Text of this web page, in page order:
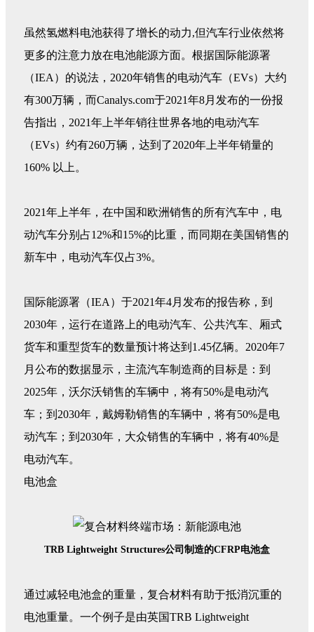
虽然氢燃料电池获得了增长的动力,但汽车行业依然将
更多的注意力放在电池能源方面。根据国际能源署
（IEA）的说法，2020年销售的电动汽车（EVs）大约
有300万辆，而Canalys.com于2021年8月发布的一份报
告指出，2021年上半年销往世界各地的电动汽车
（EVs）约有260万辆，达到了2020年上半年销量的
160% 以上。
2021年上半年，在中国和欧洲销售的所有汽车中，电
动汽车分别占12%和15%的比重，而同期在美国销售的
新车中，电动汽车仅占3%。
国际能源署（IEA）于2021年4月发布的报告称，到
2030年，运行在道路上的电动汽车、公共汽车、厢式
货车和重型货车的数量预计将达到1.45亿辆。2020年7
月公布的数据显示，主流汽车制造商的目标是：到
2025年，沃尔沃销售的车辆中，将有50%是电动汽
车；到2030年，戴姆勒销售的车辆中，将有50%是电
动汽车；到2030年，大众销售的车辆中，将有40%是
电动汽车。
电池盒
TRB Lightweight Structures公司制造的CFRP电池盒
通过减轻电池盒的重量，复合材料有助于抵消沉重的
电池重量。一个例子是由英国TRB Lightweight